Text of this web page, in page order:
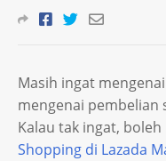
Masih ingat
mengenai pembelian
Kalau tak ingat,
Shopping di Lazada